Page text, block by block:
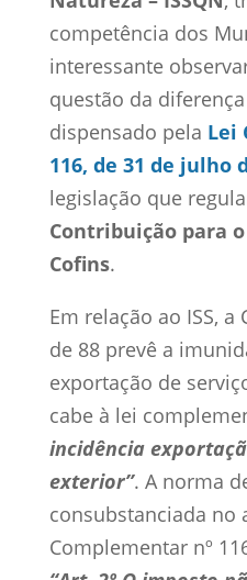
competência dos
interessante
questão da
dispensado pela Lei
116, de 31 de julho
legislação que
Contribuição para o
Cofins.
Em relação ao ISS,
de 88 prevê a
exportação de
cabe à lei
incidência
exterior”. A norma
consubstanciada no
Complementar nº